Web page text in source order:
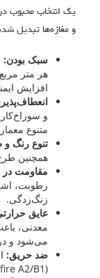
یک انتخاب محبوب
و مغازه‌ها تبدیل
سبک بودن:
هر متر
افزایش
و
متنوع
تنوع رنگ
همچنین
مقاومت
زنگ‌زدگی.
عایق
معدنی،
می‌شود و
ضد حریق: